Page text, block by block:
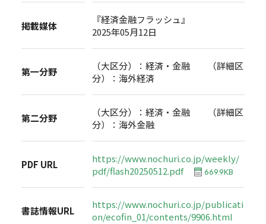
掲載媒体
『経済金融フラッシュ』
2025年05月12日
第一分野
（大区分）：経済・金融 （詳細区
分）：海外経済
第二分野
（大区分）：経済・金融 （詳細区
分）：海外金融
PDF URL
https://www.nochuri.co.jp/weekly/
pdf/flash20250512.pdf
669.9KB
書誌情報URL
https://www.nochuri.co.jp/publicati
on/ecofin_01/contents/9906.html